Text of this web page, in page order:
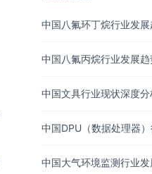
中国八氟环丁烷行业发
中国八氟丙烷行业发展
中国文具行业现状深度
中国DPU（数据处理器
中国大气环境监测行业